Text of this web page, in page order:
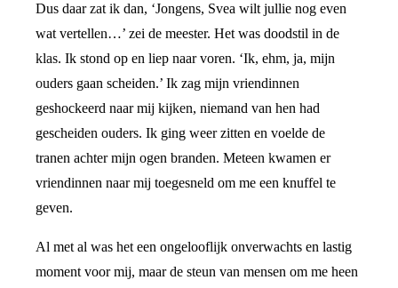
Dus daar zat ik dan, ‘Jongens, Svea wilt jullie nog even
wat vertellen…’ zei de meester. Het was doodstil in de
klas. Ik stond op en liep naar voren. ‘Ik, ehm, ja, mijn
ouders gaan scheiden.’ Ik zag mijn vriendinnen
geshockeerd naar mij kijken, niemand van hen had
gescheiden ouders. Ik ging weer zitten en voelde de
tranen achter mijn ogen branden. Meteen kwamen er
vriendinnen naar mij toegesneld om me een knuffel te
geven.
Al met al was het een ongelooflijk onverwachts en lastig
moment voor mij, maar de steun van mensen om me heen